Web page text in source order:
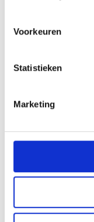
locatie, die tot
scannen op
U kunt uw
We gebruiken
personaliseren,
en om ons
informatie over uw
partners voor
verzameld op
Voorkeuren
Statistieken
Marketing